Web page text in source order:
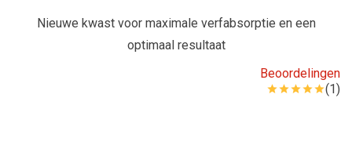
Nieuwe kwast voor maximale verfabsorptie en een
optimaal resultaat
Beoordelingen
(1)